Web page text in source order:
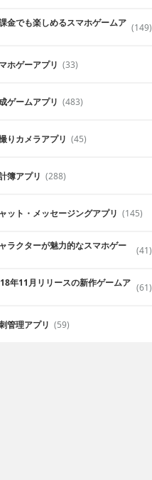
金でも楽しめるスマホゲームア (149)
ホゲーアプリ (33)
ゲームアプリ (483)
りカメラアプリ (45)
簿アプリ (288)
ット・メッセージングアプリ (145)
ラクターが魅力的なスマホゲー (41)
年11月リリースの新作ゲームア (61)
管理アプリ (59)